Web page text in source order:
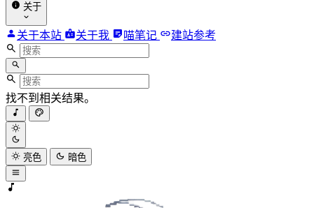
关于
关于本站 关于我 喵笔记 建站参考
找不到相关结果。
亮色 暗色